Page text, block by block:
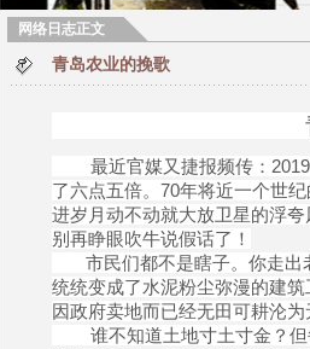
网络日志正文
青岛农业的挽歌
青岛农业
最近官媒又捷报频传：2019
了六点五倍。70年将近一个世
进岁月动不动就大放卫星的浮夸
别再睁眼吹牛说假话了！
市民们都不是瞎子。你走出
统统变成了水泥粉尘弥漫的建
因政府卖地而已经无田可耕沦为
谁不知道土地寸土寸金？但